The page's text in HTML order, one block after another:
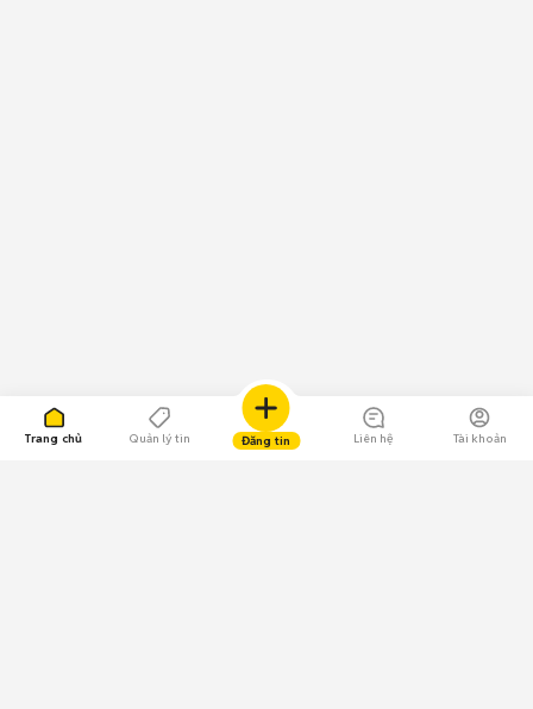
Trang chủ Quản lý tin Đăng tin Liên hệ Tài khoản